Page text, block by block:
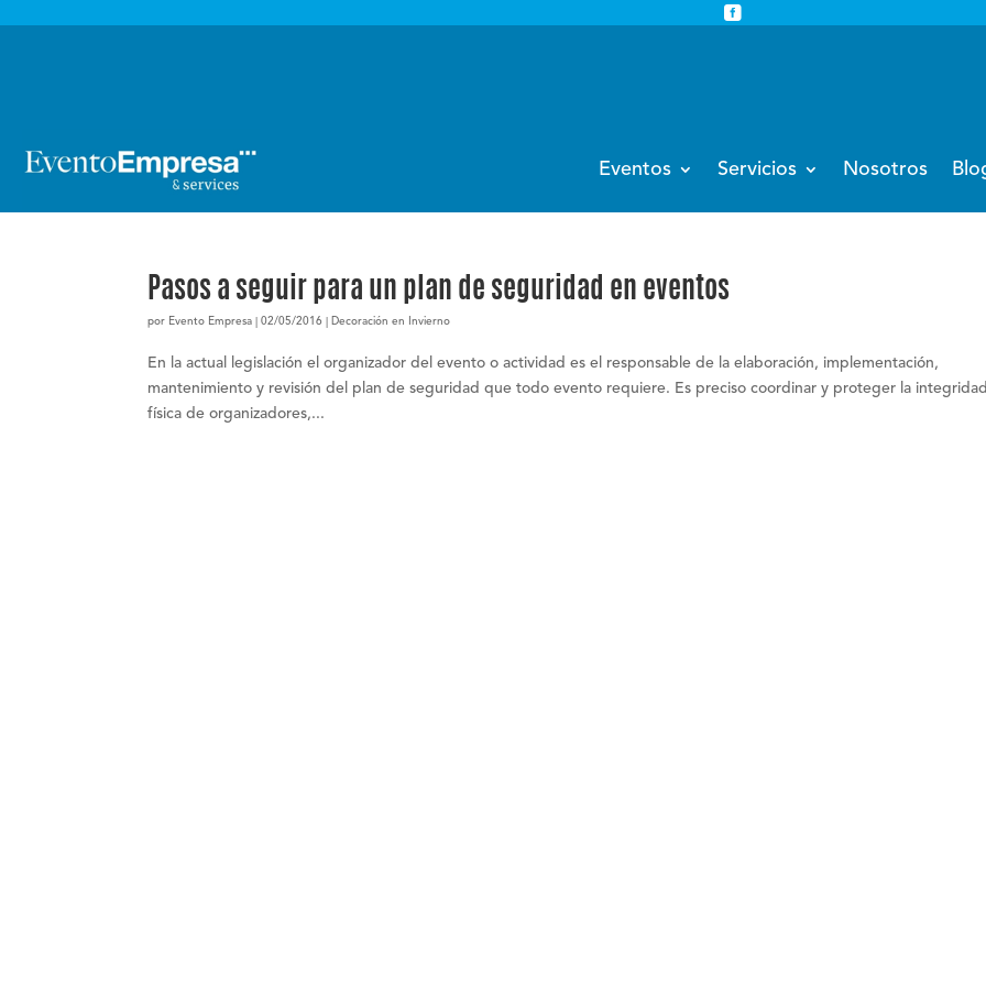

Eventos Servicios Nosotros
Pasos a seguir para un plan de seguridad en eventos
por Evento Empresa |02/05/2016 Decoración en Invierno
En la actual legislación el organizador del evento o actividad es el responsable de la elaboración, implementación,
mantenimiento y revisión del plan de seguridad que todo evento requiere. Es preciso coordinar y proteger la integridad
física de organizadores,...